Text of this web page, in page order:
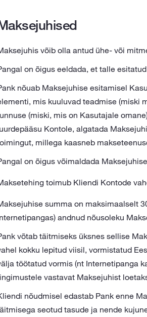
võib olla antud ühe- või
on õigus eeldada, et talle
nõuab Maksejuhise esitamisel
mis kuuluvad teadmise (miski
(miski, mis on Kasutajale
Kontole, algatada
millega kaasneb
on õigus võimaldada
toimub Kliendi Kontode
summa on maksimaalselt
andnud nõusoleku
võtab täitmiseks üksnes sellise
kokku lepitud viisil, vormistatud
töötatud vormis (nt Internetipanga
vastavat Maksejuhist
nõudmisel edastab Pank enne
seotud tasude ja nende